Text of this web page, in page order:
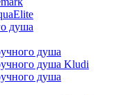
душа
душа
душа Kludi
душа